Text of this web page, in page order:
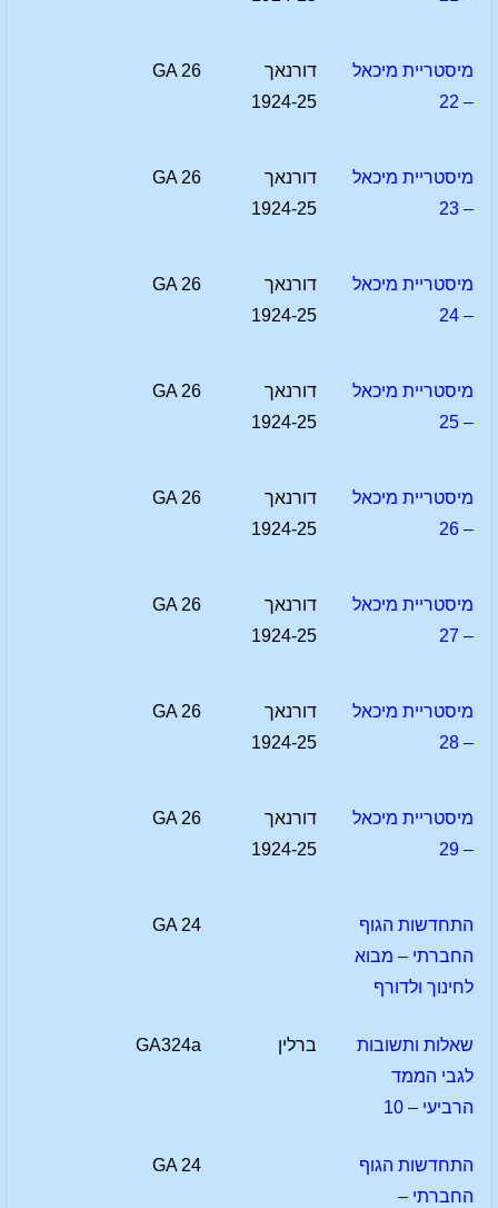
מיסטריית מיכאל
– 22
דורנאך
1924-25
GA 26
מיסטריית מיכאל
– 23
דורנאך
1924-25
GA 26
מיסטריית מיכאל
– 24
דורנאך
1924-25
GA 26
מיסטריית מיכאל
– 25
דורנאך
1924-25
GA 26
מיסטריית מיכאל
– 26
דורנאך
1924-25
GA 26
מיסטריית מיכאל
– 27
דורנאך
1924-25
GA 26
מיסטריית מיכאל
– 28
דורנאך
1924-25
GA 26
מיסטריית מיכאל
– 29
דורנאך
1924-25
GA 26
התחדשות הגוף
החברתי – מבוא
לחינוך ולדורף
GA 24
שאלות ותשובות
לגבי הממד
הרביעי – 10
ברלין GA324a
התחדשות הגוף
החברתי –
GA 24